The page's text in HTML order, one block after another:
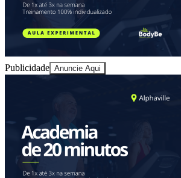
Ceará
Publicidade Anuncie Aqui